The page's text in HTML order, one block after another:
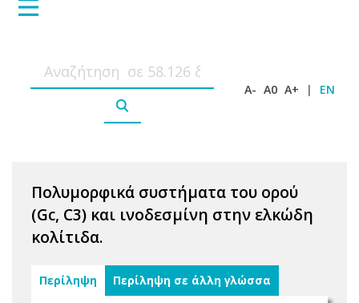
A- A0 A+ | EN
Πολυμορφικά συστήματα του ορού
(Gc, C3) και ινοδεσμίνη στην ελκώδη
κολίτιδα.
Περίληψη Περίληψη σε άλλη γλώσσα